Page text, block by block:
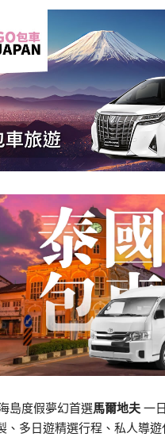
島度假夢幻首選馬爾地夫 一
、多日遊精選行程、私人導遊